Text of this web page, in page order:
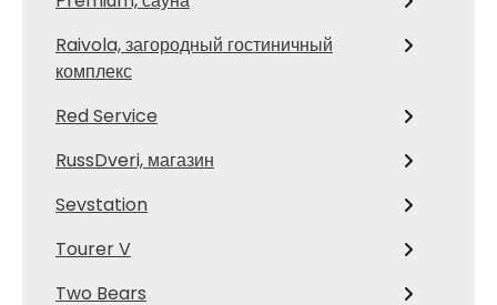
Raivola, загородный гостиничный
комплекс
Red Service
RussDveri, магазин
Sevstation
Tourer V
Two Bears